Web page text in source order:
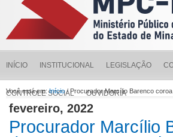
INÍCIO INSTITUCIONAL LEGISLAÇÃO
CONTROLE SOCIAL OUVIDORIA
Você está em:Início/ Procurador Marcílio Barenco
fevereiro, 2022
Procurador Marcílio